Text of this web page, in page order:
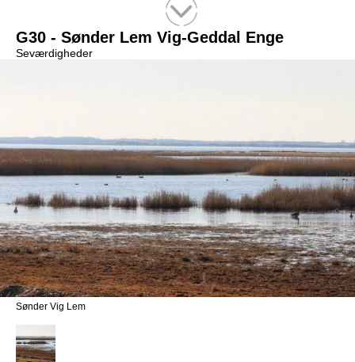
G30 - Sønder Lem Vig-Geddal Enge
Seværdigheder
Sønder Vig Lem